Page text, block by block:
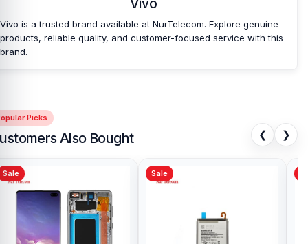
Vivo
Vivo is a trusted brand available at NurTelecom. Explore genuine
products, reliable quality, and customer-focused service with this
brand.
Picks
Also Bought ❮ ❯
Sale Sale